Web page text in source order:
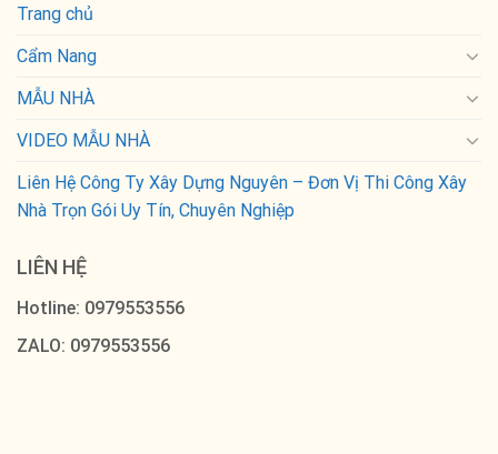
Trang chủ
Cẩm Nang
MẪU NHÀ
VIDEO MẪU NHÀ
Liên Hệ Công Ty Xây Dựng Nguyên – Đơn Vị Thi Công Xây
Nhà Trọn Gói Uy Tín, Chuyên Nghiệp
LIÊN HỆ
Hotline: 0979553556
ZALO: 0979553556